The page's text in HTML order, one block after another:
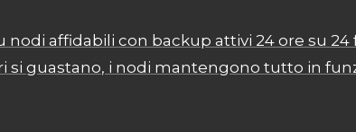
nodi affidabili con backup attivi 24 ore su
si guastano, i nodi mantengono tutto in